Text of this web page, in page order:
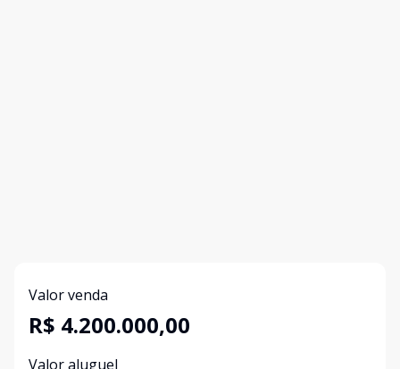
Valor venda
R$ 4.200.000,00
Valor aluguel